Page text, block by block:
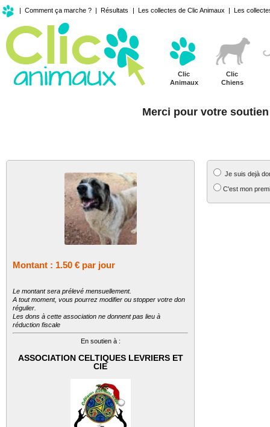
| Comment ça marche ? | Résultats | Les collectes de Clic Animaux | Les
Clic
Animaux
Clic
Chiens
Merci pour votre
Montant : 1.50 € par jour
Le montant sera prélevé mensuellement.
A tout moment, vous pourrez modifier ou stopper votre don
régulier.
Les dons à cette association ne donnent pas lieu à
réduction fiscale
En soutien à :
ASSOCIATION CELTIQUES LEVRIERS ET
CIE
Je suis dejà
C'est mon